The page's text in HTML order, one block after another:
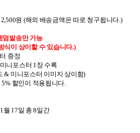
2,500원 (해외 배송금액은 따로 청구됩니다.)
덤발송만 가능
식이 상이할 수 있습니다.)
증정
니포스터 1장 수록
& 미니포스터 이미지 상이함)
5% 할인이 적용됩니다.
월 17일 총 8일간